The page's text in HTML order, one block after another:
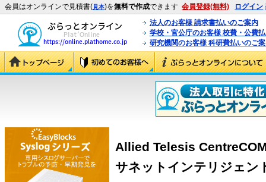
会員はオンラインで見積書(見本)を無料で作成できます 会員登録(無料) ログイン
法人のお客様 請求書払いのご案内
学校・官公庁のお客様 校費・公費
研究機関のお客様 科研費払いのご
Allied Telesis
サネットインテリジェン